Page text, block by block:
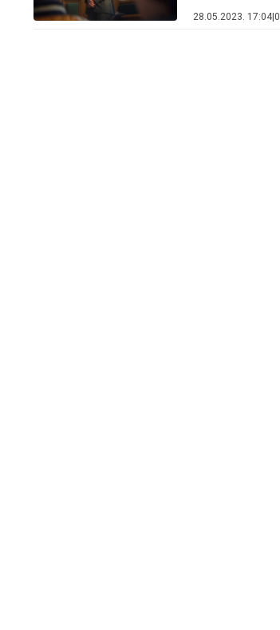
28.05.2023. 17:04|0